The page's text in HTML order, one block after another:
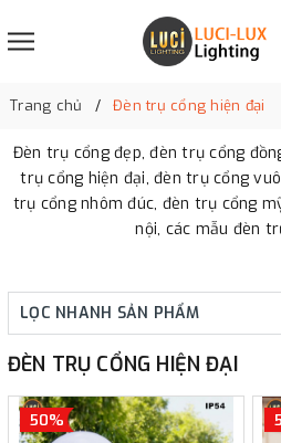
Trang chủ Đèn trụ cổng hiện đại
LỌC NHANH SẢN PHẨM
ĐÈN TRỤ CỔNG HIỆN ĐẠI
50%
Đèn trụ cổng đẹp, đèn trụ cổng
trụ cổng hiện đại, đèn trụ cổng
trụ cổng nhôm đúc, đèn trụ cổng
nội, các mẫu đèn